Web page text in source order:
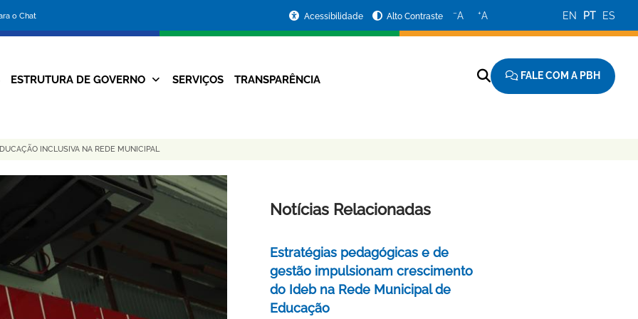
o Chat
da
Prefeitura
Acessibilidade Alto Contraste −A +A EN PT ES
Navegação
ESTRUTURA DE GOVERNO SERVIÇOS TRANSPARÊNCIA FALE COM A PBH
INCLUSIVA NA REDE MUNICIPAL
Notícias Relacionadas
Estratégias pedagógicas e de
gestão impulsionam crescimento
do Ideb na Rede Municipal de
Educação